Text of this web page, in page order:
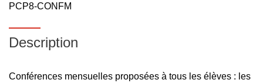
PCP8-CONFM
Description
Conférences mensuelles proposées à tous les élèves : les